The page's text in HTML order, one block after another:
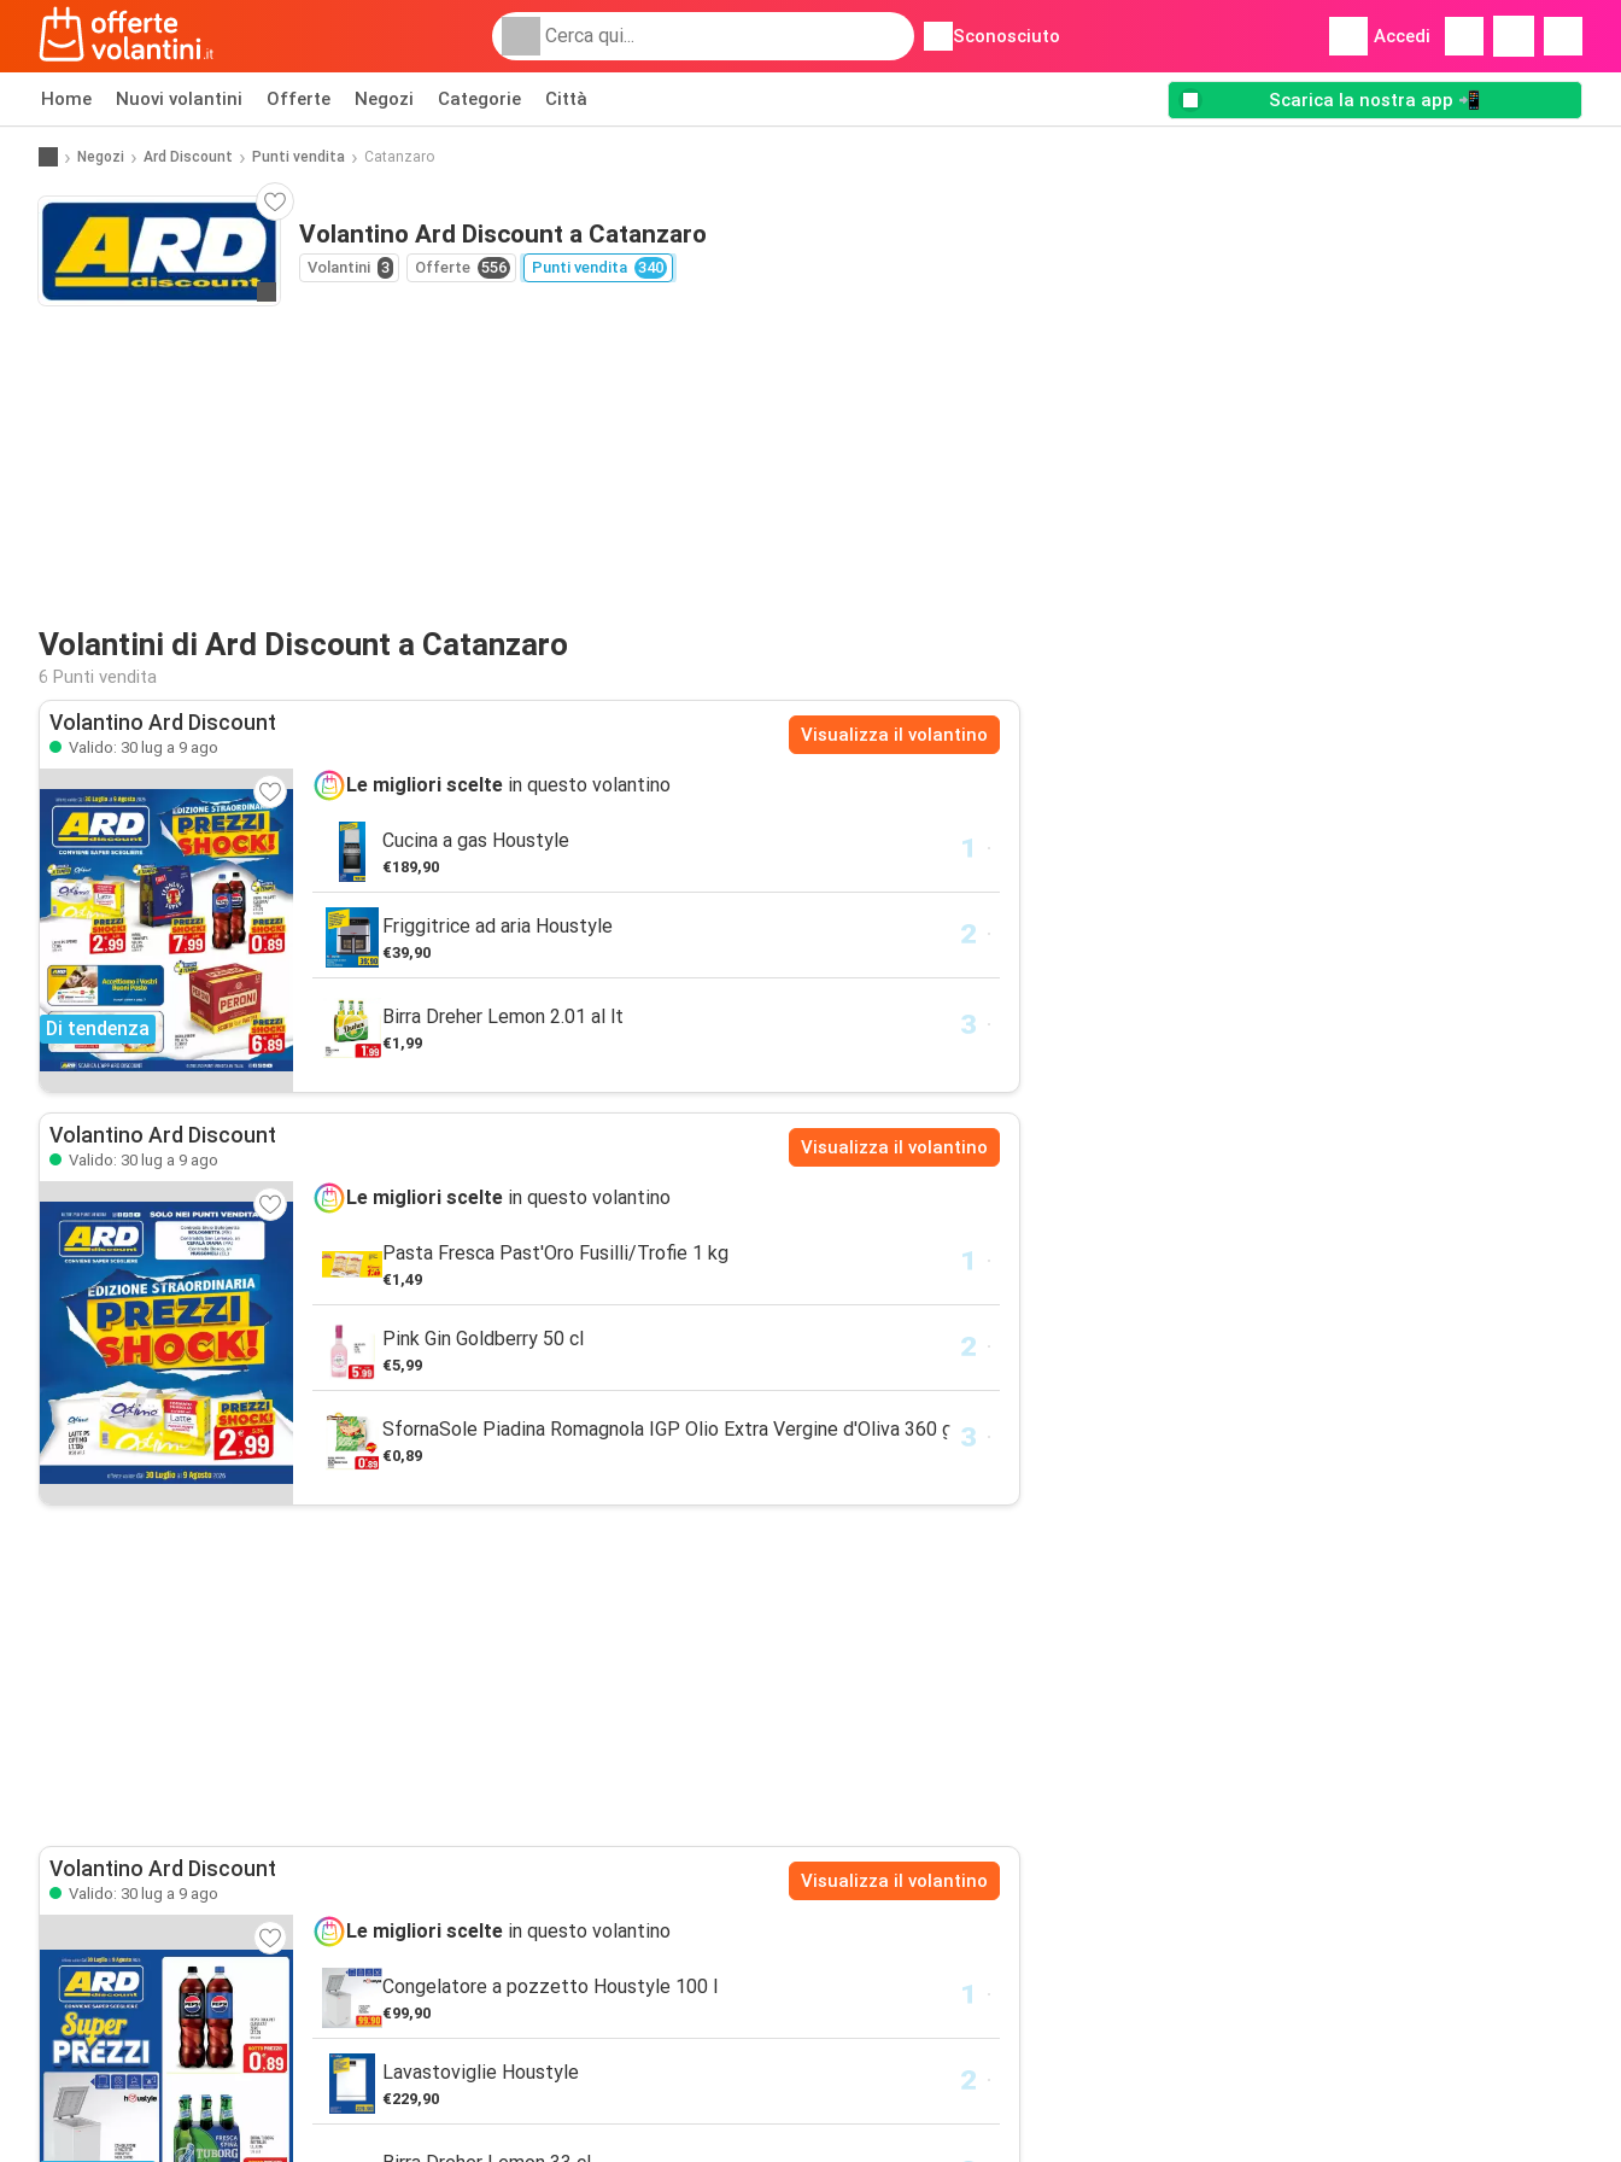
Sconosciuto Accedi
Home Nuovi volantini Offerte Negozi Categorie Città Scarica la nostra app 📲
Negozi Ard Discount Punti vendita Catanzaro
Volantino Ard Discount a Catanzaro
Volantini 3 Offerte 556 Punti vendita 340
Volantini di Ard Discount a Catanzaro
6 Punti vendita
Volantino Ard Discount
Valido: 30 lug a 9 ago
Visualizza il volantino
Di tendenza
Le migliori scelte in questo volantino
Cucina a gas Houstyle
€189,90
Friggitrice ad aria Houstyle
€39,90
Birra Dreher Lemon 2.01 al lt
€1,99
Volantino Ard Discount
Valido: 30 lug a 9 ago
Visualizza il volantino
Le migliori scelte in questo volantino
Pasta Fresca Past'Oro Fusilli/Trofie 1 kg
€1,49
Pink Gin Goldberry 50 cl
€5,99
SfornaSole Piadina Romagnola IGP Olio Extra Vergine d'Oliva 360 g
€0,89
Volantino Ard Discount
Valido: 30 lug a 9 ago
Visualizza il volantino
Le migliori scelte in questo volantino
Congelatore a pozzetto Houstyle 100 l
€99,90
Lavastoviglie Houstyle
€229,90